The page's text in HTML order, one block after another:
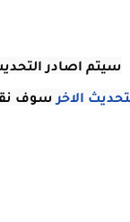
سيتم اصادر
الاخر